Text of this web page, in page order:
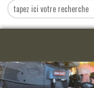
EN DIRECT DU CANTAL
COMPRENDRE LE SÉNAT